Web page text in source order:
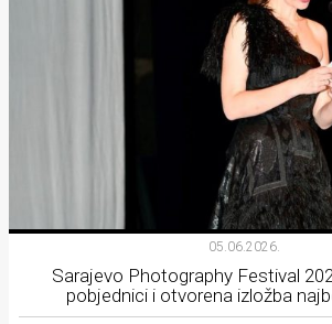
05.06.2026.
Sarajevo Photography Festival
pobjednici i otvorena izložba